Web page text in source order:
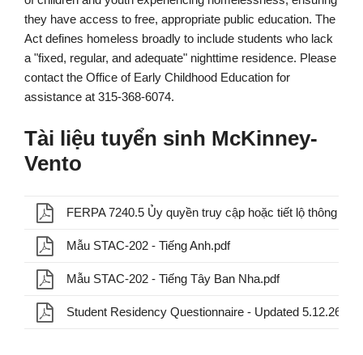
they have access to free, appropriate public education. The
Act defines homeless broadly to include students who lack
a "fixed, regular, and adequate" nighttime residence. Please
contact the Office of Early Childhood Education for
assistance at 315-368-6074.
Tài liệu tuyển sinh McKinney-
Vento
Mẫu STAC-202 - Tiếng Anh.pdf
Mẫu STAC-202 - Tiếng Tây Ban Nha.pdf
Student Residency Questionnaire - Updated 5.12.26.pdf